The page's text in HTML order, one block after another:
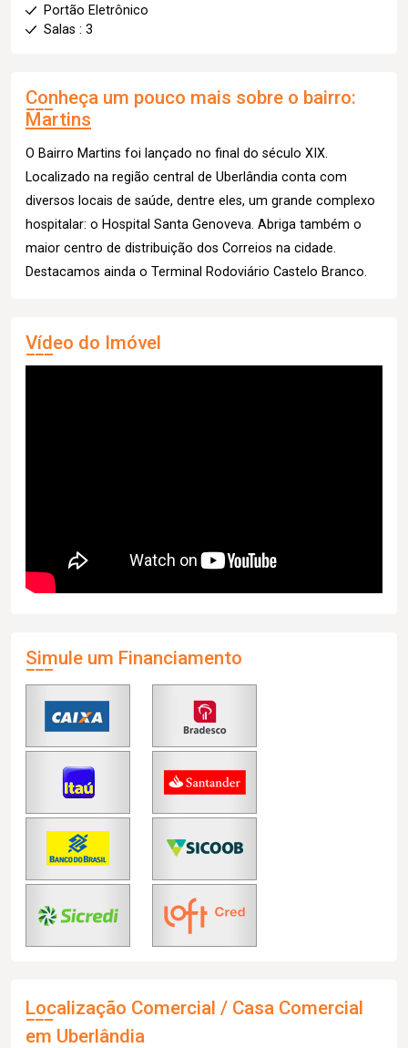
Portão Eletrônico
Salas : 3
Conheça um pouco mais sobre o bairro:
Martins
O Bairro Martins foi lançado no final do século XIX.
Localizado na região central de Uberlândia conta com
diversos locais de saúde, dentre eles, um grande complexo
hospitalar: o Hospital Santa Genoveva. Abriga também o
maior centro de distribuição dos Correios na cidade.
Destacamos ainda o Terminal Rodoviário Castelo Branco.
Vídeo do Imóvel
Simule um Financiamento
Localização Comercial / Casa Comercial
em Uberlândia